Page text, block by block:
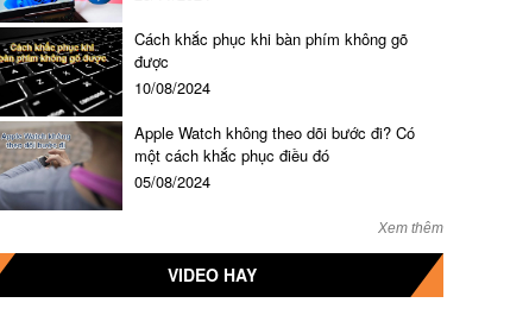
Cách khắc phục khi bàn phím không gõ
được
10/08/2024
Apple Watch không theo dõi bước đi? Có
một cách khắc phục điều đó
05/08/2024
Xem thêm
VIDEO HAY